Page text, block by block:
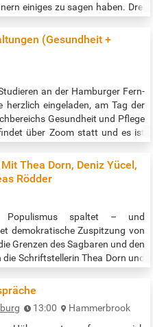
einiges zu sagen haben. Drei
DichterInnen: Vor 50
(Gesundheit +
an der Hamburger Fern-
herzlich eingeladen, am Tag der
Gesundheit und Pflege
über Zoom statt und es ist
j/62178820431 Was Sie
Dr. Birgit Schröder, Dekanin des
Thea Dorn, Deniz Yücel,
Rödder
Populismus spaltet – und
demokratische Zuspitzung von
Grenzen des Sagbaren und den
Schriftstellerin Thea Dorn und
Ort: Lichtwark Theater im
über: https://koerber-
13:00
Hammerbrook